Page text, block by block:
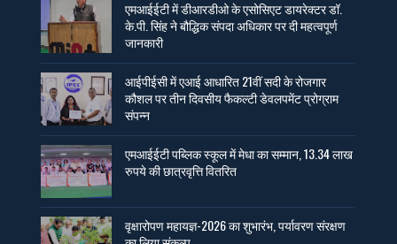
एमआईईटी में डीआरडीओ के एसोसिएट डायरेक्टर डॉ.
के.पी. सिंह ने बौद्धिक संपदा अधिकार पर दी महत्वपूर्ण
जानकारी
आईपीईसी में एआई आधारित 21वीं सदी के रोजगार
कौशल पर तीन दिवसीय फैकल्टी डेवलपमेंट प्रोग्राम
संपन्न
एमआईईटी पब्लिक स्कूल में मेधा का सम्मान, 13.34 लाख
रुपये की छात्रवृत्ति वितरित
वृक्षारोपण महायज्ञ-2026 का शुभारंभ, पर्यावरण संरक्षण